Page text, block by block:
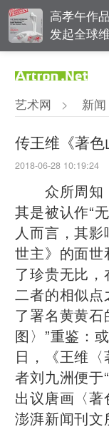
高孝午作
发起全球
影响力榜单
阿拉里奥
为策展式
李铁夫冯
粤籍留美
艺术网 > 新闻
传王维《著
2018-06-28 10:19:24
众所周知
其是被认作“
人而言，其
世主》的面
了珍贵无比
二者的相似
了署名黄黄石
图〉”重鉴：
日，《王维
者刘九洲便于
出议唐画〈
澎湃新闻刊文